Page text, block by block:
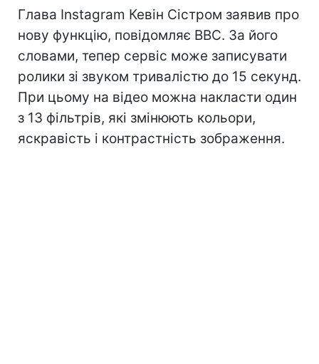
Глава Instagram Кевін Сістром заявив про
нову функцію, повідомляє BBC. За його
словами, тепер сервіс може записувати
ролики зі звуком тривалістю до 15 секунд.
При цьому на відео можна накласти один
з 13 фільтрів, які змінюють кольори,
яскравість і контрастність зображення.